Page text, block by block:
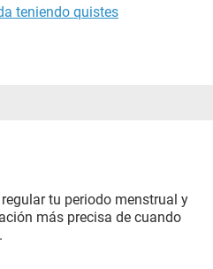
teniendo quistes
tu periodo menstrual y
más precisa de cuando